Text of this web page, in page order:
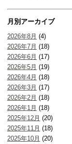
月別アーカイブ
2026年8月 (4)
2026年7月 (18)
2026年6月 (17)
2026年5月 (19)
2026年4月 (18)
2026年3月 (17)
2026年2月 (18)
2026年1月 (18)
2025年12月 (20)
2025年11月 (18)
2025年10月 (20)